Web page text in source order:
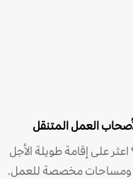
العمل المتنقل
على إقامة طويلة الأجل
ومساحات مخصصة للعمل.